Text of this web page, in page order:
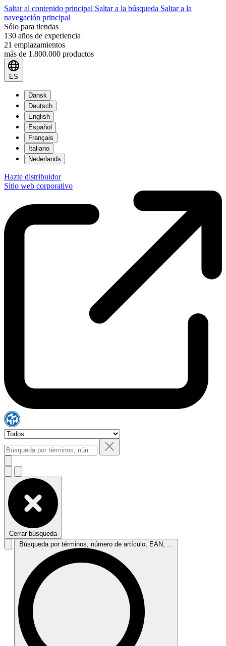
Saltar al contenido principal Saltar a la búsqueda Saltar a la
navegación principal
Sólo para tiendas
130 años de experiencia
21 emplazamientos
más de 1.800.000 productos
ES
Dansk
Deutsch
English
Español
Français
Italiano
Nederlands
Hazte distribuidor
Sitio web corporativo
Cerrar búsqueda
Búsqueda por términos, número de artículo, EAN, ...